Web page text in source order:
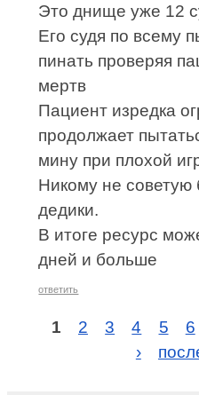
Это днище уже 12
Его судя по всему
пинать проверяя
мертв
Пациент изредка
продолжает
мину при плохой
Никому не советую
дедики.
В итоге ресурс
дней и больше
ответить
1 2 3 4 5 6
›